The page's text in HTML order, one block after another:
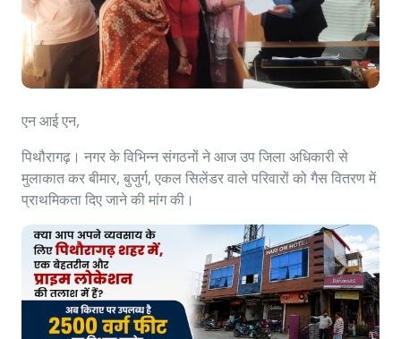
एन आई एन,
पिथौरागढ़। नगर के विभिन्न संगठनों ने आज उप जिला अधिकारी से
मुलाकात कर बीमार, बुजुर्ग, एकल सिलेंडर वाले परिवारों को गैस वितरण में
प्राथमिकता दिए जाने की मांग की।